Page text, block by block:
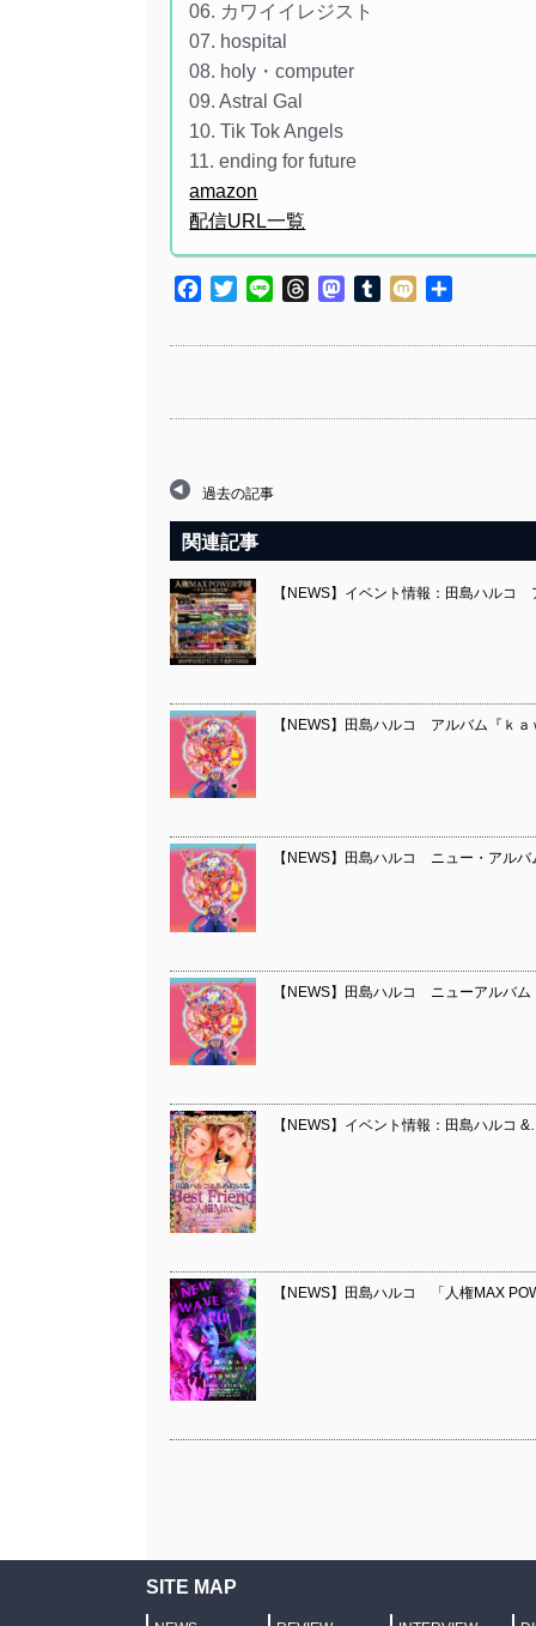
06. カワイイレジスト
07. hospital
08. holy・computer
09. Astral Gal
10. Tik Tok Angels
11. ending for future
amazon
配信URL一覧
Facebook
TwitterLine ThreadsMastodon
TumblrMixi
過去の記事
関連記事
【NEWS】イベント情報：田島ハルコ
【NEWS】田島ハルコ アルバム『ｋａ
【NEWS】田島ハルコ ニュー・アル
【NEWS】田島ハルコ ニューアルバ
【NEWS】イベント情報：田島ハルコ
【NEWS】田島ハルコ 「人権MAX
SITE MAP